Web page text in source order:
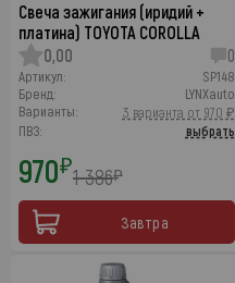
Свеча зажигания (иридий +
платина) TOYOTA COROLLA
0,00
0
Артикул:
SP148
Бренд:
LYNXauto
Варианты:
3 варианта от 970 ₽
ПВЗ:
выбрать
970₽1 386₽
Завтра